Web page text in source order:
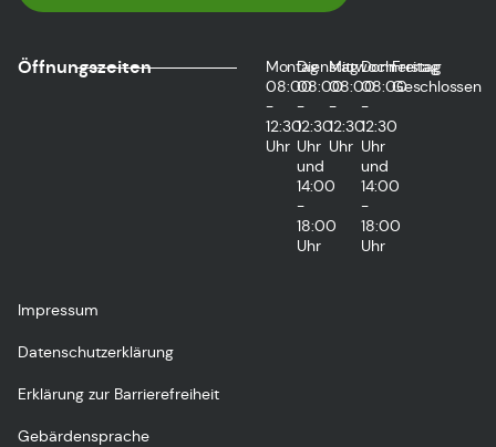
Öffnungszeiten
Montag
08:00
-
12:30
Uhr
Dienstag
08:00
-
12:30
Uhr
und
14:00
-
18:00
Uhr
Mittwoch
08:00
-
12:30
Uhr
Donnerstag
08:00
-
12:30
Uhr
und
14:00
-
18:00
Uhr
Freitag
Geschlossen
Impressum
Datenschutzerklärung
Erklärung zur Barrierefreiheit
Gebärdensprache